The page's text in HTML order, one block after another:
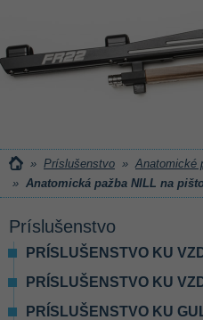
» Príslušenstvo »Anatomické
» Anatomická pažba NILL na
Príslušenstvo
PRÍSLUŠENSTVO KU
PRÍSLUŠENSTVO KU
PRÍSLUŠENSTVO KU